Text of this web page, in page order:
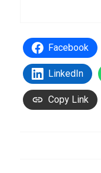
Facebook
LinkedIn
Copy Link